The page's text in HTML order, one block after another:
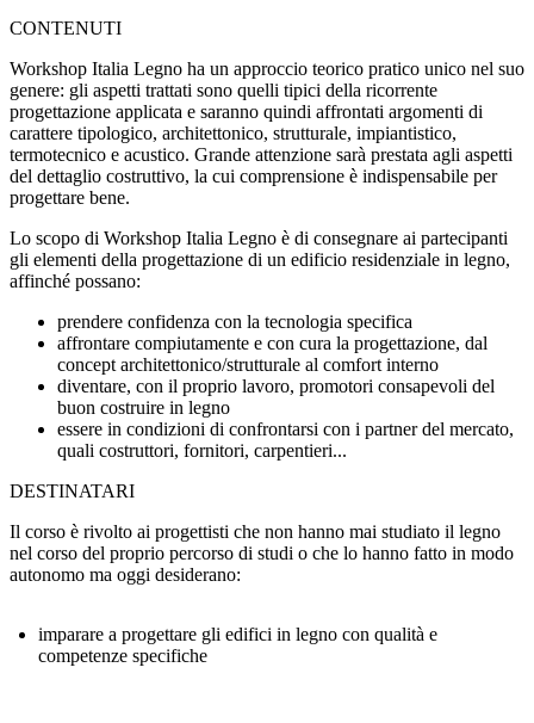
CONTENUTI
Workshop Italia Legno ha un approccio teorico pratico unico nel suo
genere: gli aspetti trattati sono quelli tipici della ricorrente
progettazione applicata e saranno quindi affrontati argomenti di
carattere tipologico, architettonico, strutturale, impiantistico,
termotecnico e acustico. Grande attenzione sarà prestata agli aspetti
del dettaglio costruttivo, la cui comprensione è indispensabile per
progettare bene.
Lo scopo di Workshop Italia Legno è di consegnare ai partecipanti
gli elementi della progettazione di un edificio residenziale in legno,
affinché possano:
prendere confidenza con la tecnologia specifica
affrontare compiutamente e con cura la progettazione, dal
concept architettonico/strutturale al comfort interno
diventare, con il proprio lavoro, promotori consapevoli del
buon costruire in legno
essere in condizioni di confrontarsi con i partner del mercato,
quali costruttori, fornitori, carpentieri...
DESTINATARI
Il corso è rivolto ai progettisti che non hanno mai studiato il legno
nel corso del proprio percorso di studi o che lo hanno fatto in modo
autonomo ma oggi desiderano:
imparare a progettare gli edifici in legno con qualità e
competenze specifiche